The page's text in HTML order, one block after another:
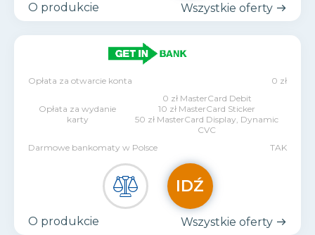
O produkcie Wszystkie oferty
Opłata za otwarcie konta 0 zł
Opłata za wydanie
karty
0 zł MasterCard Debit
10 zł MasterCard Sticker
50 zł MasterCard Display, Dynamic
CVC
Darmowe bankomaty w Polsce
TAK
IDŹ
O produkcie Wszystkie oferty